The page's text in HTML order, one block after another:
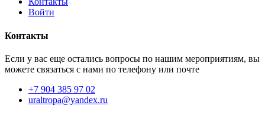
Войти
Контакты
Если у вас еще остались вопросы по нашим мероприятиям, вы
можете связаться с нами по телефону или почте
+7 904 385 97 02
uraltropa@yandex.ru